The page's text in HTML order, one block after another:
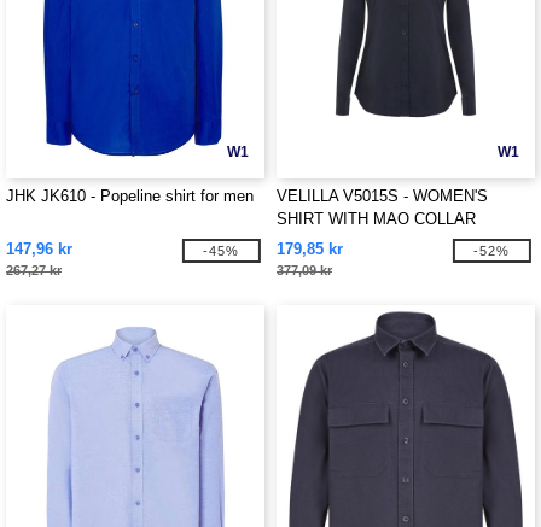
W1
JHK JK610 - Popeline shirt for men
147,96 kr
267,27 kr
-45%
W1
VELILLA V5015S - WOMEN'S
SHIRT WITH MAO COLLAR
179,85 kr
377,09 kr
-52%